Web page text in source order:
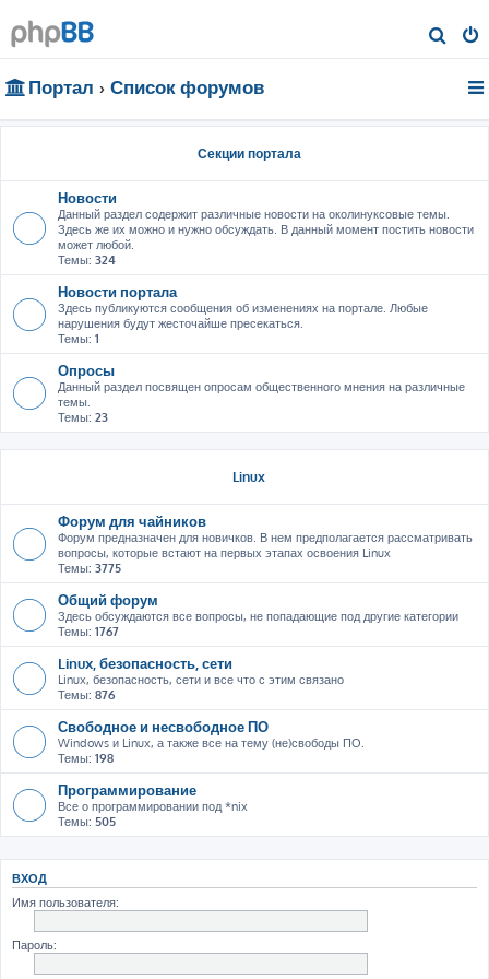
о
Портал Список форумов
Секции портала
Новости
Данный раздел содержит различные новости на околинуксовые темы.
Здесь же их можно и нужно обсуждать. В данный момент постить новости
может любой.
Темы: 324
Новости портала
Здесь публикуются сообщения об изменениях на портале. Любые
нарушения будут жесточайше пресекаться.
Темы: 1
Опросы
Данный раздел посвящен опросам общественного мнения на различные
темы.
Темы: 23
Linux
Форум для чайников
Форум предназначен для новичков. В нем предполагается рассматривать
вопросы, которые встают на первых этапах освоения Linux
Темы: 3775
Общий форум
Здесь обсуждаются все вопросы, не попадающие под другие категории
Темы: 1767
Linux, безопасность, сети
Linux, безопасность, сети и все что с этим связано
Темы: 876
Свободное и несвободное ПО
Windows и Linux, а также все на тему (не)свободы ПО.
Темы: 198
Программирование
Все о программировании под *nix
Темы: 505
ВХОД
Имя пользователя:
Пароль: